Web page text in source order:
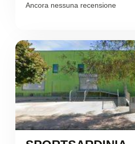
Ancora nessuna recensione